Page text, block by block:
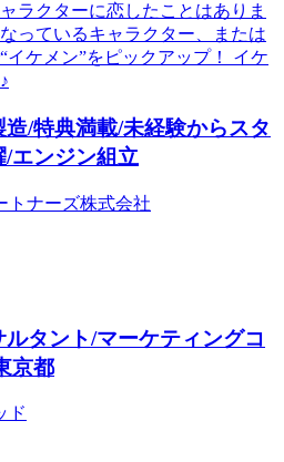
ラクターに恋したことはありま
っているキャラクター、または
イケメン”をピックアップ！ イケ
/特典満載/未経験からスタ
エンジン組立
トナーズ株式会社
タント/マーケティングコ
京都
ド